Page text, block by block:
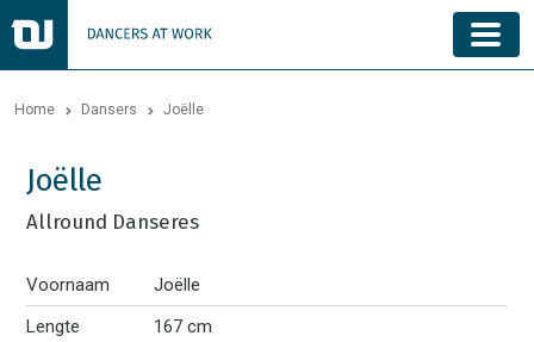
Home Dansers Joëlle
Joëlle
Allround Danseres
Voornaam
Joëlle
Lengte
167 cm